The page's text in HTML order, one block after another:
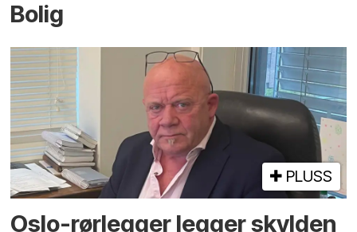
Bolig
PLUSS
Oslo-rørlegger legger skylden